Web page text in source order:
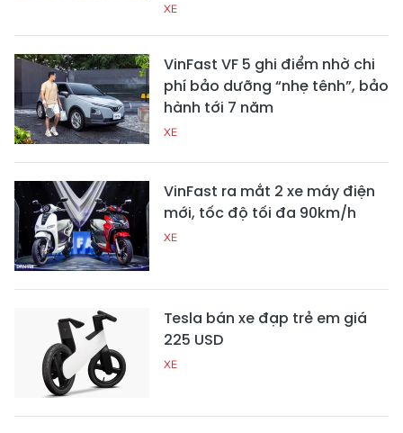
XE
VinFast VF 5 ghi điểm nhờ chi
phí bảo dưỡng “nhẹ tênh”, bảo
hành tới 7 năm
XE
VinFast ra mắt 2 xe máy điện
mới, tốc độ tối đa 90km/h
XE
Tesla bán xe đạp trẻ em giá
225 USD
XE